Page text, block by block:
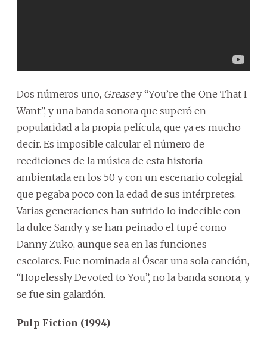
Dos números uno, Greasey “You’re the One That I
Want”, y una banda sonora que superó en
popularidad a la propia película, que ya es mucho
decir. Es imposible calcular el número de
reediciones de la música de esta historia
ambientada en los 50 y con un escenario colegial
que pegaba poco con la edad de sus intérpretes.
Varias generaciones han sufrido lo indecible con
la dulce Sandy y se han peinado el tupé como
Danny Zuko, aunque sea en las funciones
escolares. Fue nominada al Óscar una sola canción,
“Hopelessly Devoted to You”, no la banda sonora, y
se fue sin galardón.
Pulp Fiction (1994)